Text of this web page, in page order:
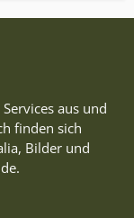
aus und
finden sich
Bilder und